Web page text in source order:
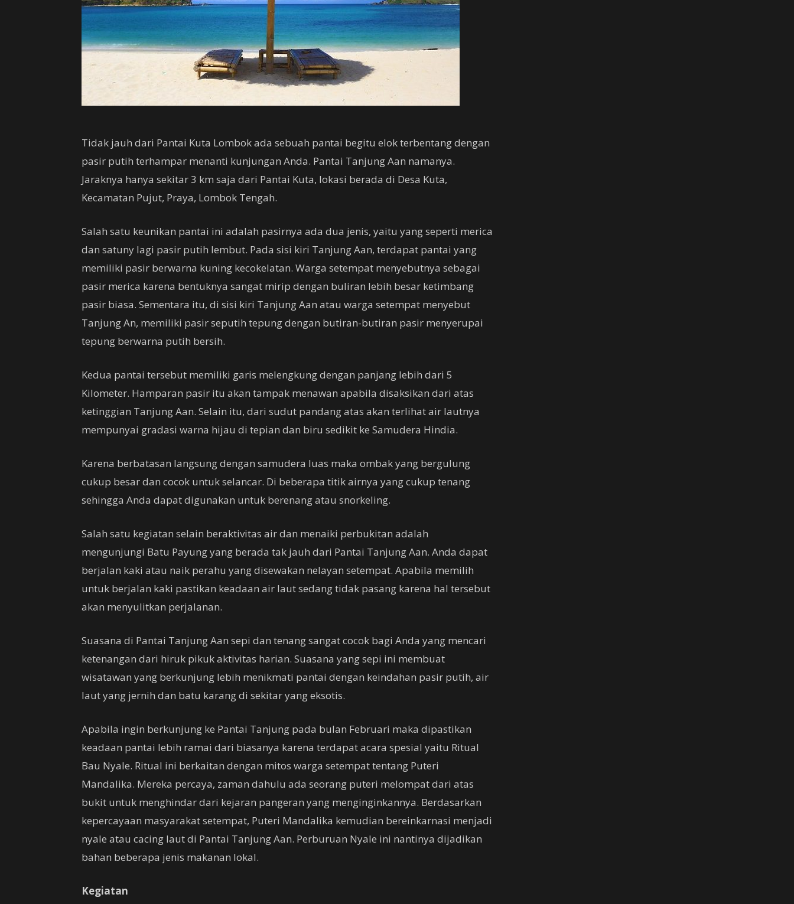
Tidak jauh dari Pantai Kuta Lombok ada sebuah pantai begitu elok terbentang dengan
pasir putih terhampar menanti kunjungan Anda. Pantai Tanjung Aan namanya.
Jaraknya hanya sekitar 3 km saja dari Pantai Kuta, lokasi berada di Desa Kuta,
Kecamatan Pujut, Praya, Lombok Tengah.
Salah satu keunikan pantai ini adalah pasirnya ada dua jenis, yaitu yang seperti merica
dan satuny lagi pasir putih lembut. Pada sisi kiri Tanjung Aan, terdapat pantai yang
memiliki pasir berwarna kuning kecokelatan. Warga setempat menyebutnya sebagai
pasir merica karena bentuknya sangat mirip dengan buliran lebih besar ketimbang
pasir biasa. Sementara itu, di sisi kiri Tanjung Aan atau warga setempat menyebut
Tanjung An, memiliki pasir seputih tepung dengan butiran-butiran pasir menyerupai
tepung berwarna putih bersih.
Kedua pantai tersebut memiliki garis melengkung dengan panjang lebih dari 5
Kilometer. Hamparan pasir itu akan tampak menawan apabila disaksikan dari atas
ketinggian Tanjung Aan. Selain itu, dari sudut pandang atas akan terlihat air lautnya
mempunyai gradasi warna hijau di tepian dan biru sedikit ke Samudera Hindia.
Karena berbatasan langsung dengan samudera luas maka ombak yang bergulung
cukup besar dan cocok untuk selancar. Di beberapa titik airnya yang cukup tenang
sehingga Anda dapat digunakan untuk berenang atau snorkeling.
Salah satu kegiatan selain beraktivitas air dan menaiki perbukitan adalah
mengunjungi Batu Payung yang berada tak jauh dari Pantai Tanjung Aan. Anda dapat
berjalan kaki atau naik perahu yang disewakan nelayan setempat. Apabila memilih
untuk berjalan kaki pastikan keadaan air laut sedang tidak pasang karena hal tersebut
akan menyulitkan perjalanan.
Suasana di Pantai Tanjung Aan sepi dan tenang sangat cocok bagi Anda yang mencari
ketenangan dari hiruk pikuk aktivitas harian. Suasana yang sepi ini membuat
wisatawan yang berkunjung lebih menikmati pantai dengan keindahan pasir putih, air
laut yang jernih dan batu karang di sekitar yang eksotis.
Apabila ingin berkunjung ke Pantai Tanjung pada bulan Februari maka dipastikan
keadaan pantai lebih ramai dari biasanya karena terdapat acara spesial yaitu Ritual
Bau Nyale. Ritual ini berkaitan dengan mitos warga setempat tentang Puteri
Mandalika. Mereka percaya, zaman dahulu ada seorang puteri melompat dari atas
bukit untuk menghindar dari kejaran pangeran yang menginginkannya. Berdasarkan
kepercayaan masyarakat setempat, Puteri Mandalika kemudian bereinkarnasi menjadi
nyale atau cacing laut di Pantai Tanjung Aan. Perburuan Nyale ini nantinya dijadikan
bahan beberapa jenis makanan lokal.
Kegiatan